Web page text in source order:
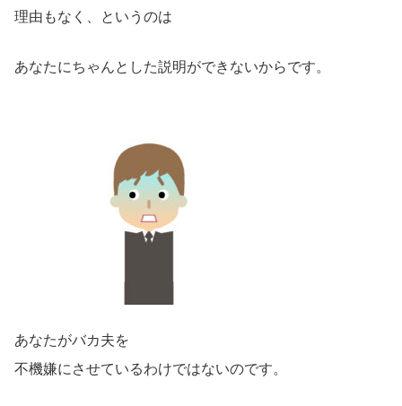
理由もなく、というのは
あなたにちゃんとした説明ができないからです。
あなたがバカ夫を
不機嫌にさせているわけではないのです。